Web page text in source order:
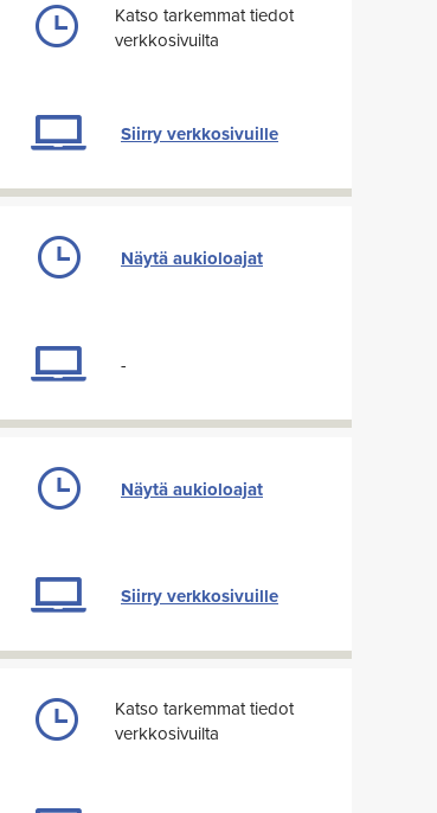
Katso tarkemmat tiedot
verkkosivuilta
Siirry verkkosivuille
Näytä aukioloajat
-
Näytä aukioloajat
Siirry verkkosivuille
Katso tarkemmat tiedot
verkkosivuilta